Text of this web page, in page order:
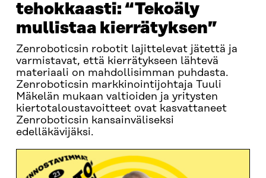
tehokkaasti: “Tekoäly
mullistaa kierrätyksen”
Zenroboticsin robotit lajittelevat jätettä ja
varmistavat, että kierrätykseen lähtevä
materiaali on mahdollisimman puhdasta.
Zenroboticsin markkinointijohtaja Tuuli
Mäkelän mukaan valtioiden ja yritysten
kiertotaloustavoitteet ovat kasvattaneet
Zenroboticsin kansainväliseksi
edelläkävijäksi.